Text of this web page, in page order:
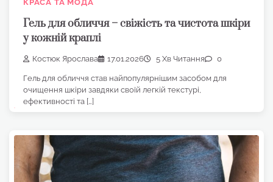
КРАСА ТА МОДА
Гель для обличчя – свіжість та чистота шкіри
у кожній краплі
Костюк Ярослава 17.01.2026 5 Хв Читання 0
Гель для обличчя став найпопулярнішим засобом для
очищення шкіри завдяки своїй легкій текстурі,
ефективності та […]